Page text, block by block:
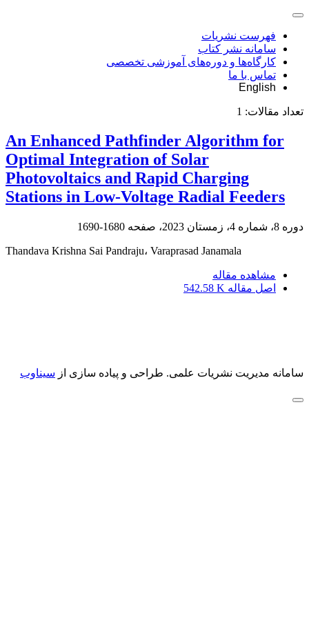
فهرست نشریات
سامانه نشر کتاب
کارگاه‌ها و دوره‌های آموزشی تخصصی
تماس با ما
English
تعداد مقالات: 1
An Enhanced Pathfinder Algorithm for
Optimal Integration of Solar
Photovoltaics and Rapid Charging
Stations in Low-Voltage Radial Feeders
دوره 8، شماره 4، زمستان 2023، صفحه 1680-1690
Thandava Krishna Sai Pandraju، Varaprasad Janamala
مشاهده مقاله
اصل مقاله 542.58 K
سامانه مدیریت نشریات علمی. طراحی و پیاده سازی از سیناوب